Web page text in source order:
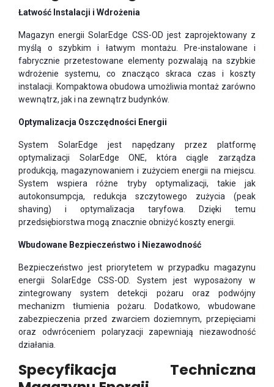
Łatwość Instalacji i Wdrożenia
Magazyn energii SolarEdge CSS-OD jest zaprojektowany z
myślą o szybkim i łatwym montażu. Pre-instalowane i
fabrycznie przetestowane elementy pozwalają na szybkie
wdrożenie systemu, co znacząco skraca czas i koszty
instalacji. Kompaktowa obudowa umożliwia montaż zarówno
wewnątrz, jak i na zewnątrz budynków.
Optymalizacja Oszczędności Energii
System SolarEdge jest napędzany przez platformę
optymalizacji SolarEdge ONE, która ciągle zarządza
produkcją, magazynowaniem i zużyciem energii na miejscu.
System wspiera różne tryby optymalizacji, takie jak
autokonsumpcja, redukcja szczytowego zużycia (peak
shaving) i optymalizacja taryfowa. Dzięki temu
przedsiębiorstwa mogą znacznie obniżyć koszty energii.
Wbudowane Bezpieczeństwo i Niezawodność
Bezpieczeństwo jest priorytetem w przypadku magazynu
energii SolarEdge CSS-OD. System jest wyposażony w
zintegrowany system detekcji pożaru oraz podwójny
mechanizm tłumienia pożaru. Dodatkowo, wbudowane
zabezpieczenia przed zwarciem doziemnym, przepięciami
oraz odwróceniem polaryzacji zapewniają niezawodność
działania.
Specyfikacja Techniczna